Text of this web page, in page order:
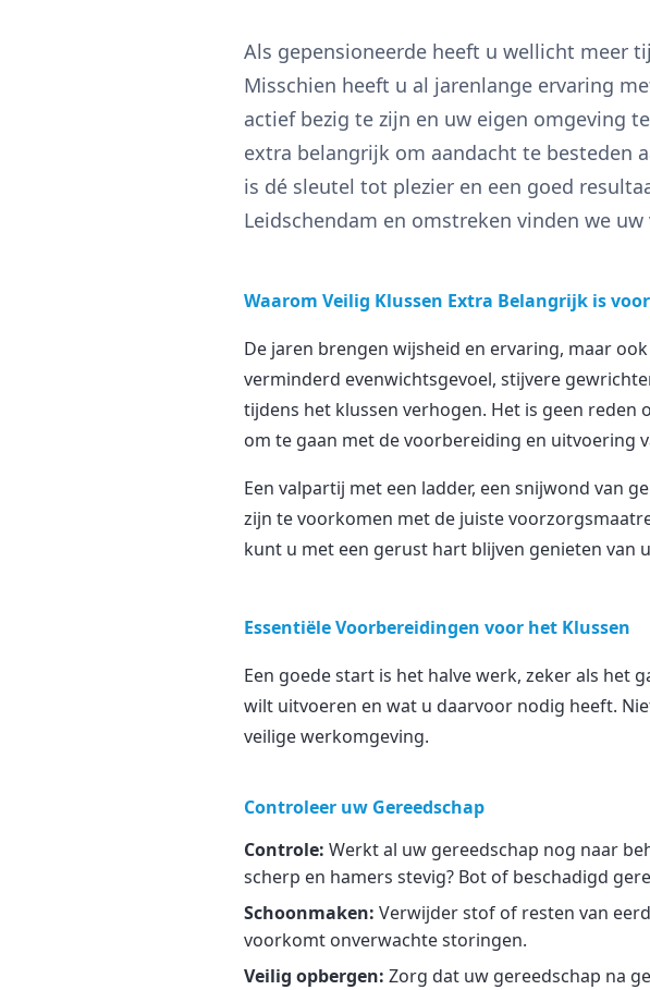
Als gepensioneerde heeft u wellicht meer
Misschien heeft u al jarenlange ervaring
actief bezig te zijn en uw eigen omgeving
extra belangrijk om aandacht te besteden
is dé sleutel tot plezier en een goed
Leidschendam en omstreken vinden we
Waarom Veilig Klussen Extra Belangrijk is
De jaren brengen wijsheid en ervaring, maar
verminderd evenwichtsgevoel, stijvere
tijdens het klussen verhogen. Het is geen
om te gaan met de voorbereiding en uitvoering
Een valpartij met een ladder, een snijwond van
zijn te voorkomen met de juiste
kunt u met een gerust hart blijven genieten van
Essentiële Voorbereidingen voor het Klussen
Een goede start is het halve werk, zeker als het
wilt uitvoeren en wat u daarvoor nodig heeft.
veilige werkomgeving.
Controleer uw Gereedschap
Controle: Werkt al uw gereedschap nog naar
scherp en hamers stevig? Bot of beschadigd
Schoonmaken: Verwijder stof of resten van
voorkomt onverwachte storingen.
Veilig opbergen: Zorg dat uw gereedschap na